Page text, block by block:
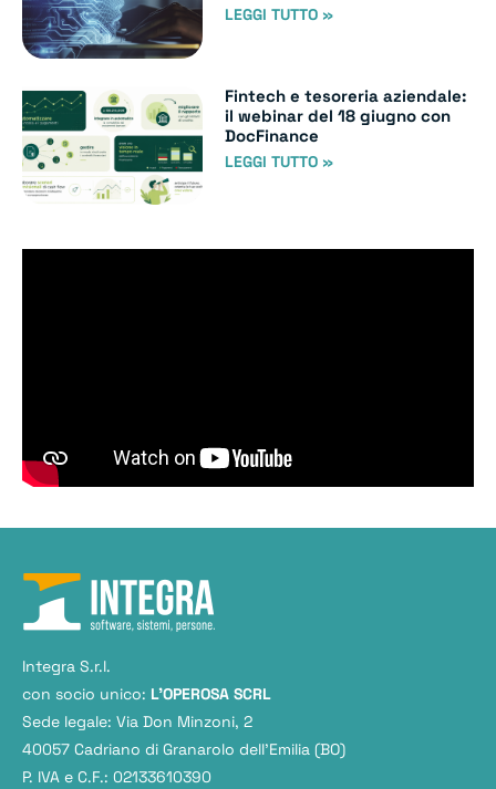
LEGGI TUTTO »
Fintech e tesoreria aziendale:
il webinar del 18 giugno con
DocFinance
LEGGI TUTTO »
Integra S.r.l.
con socio unico: L'OPEROSA SCRL
Sede legale: Via Don Minzoni, 2
40057 Cadriano di Granarolo dell’Emilia (BO)
P. IVA e C.F.: 02133610390